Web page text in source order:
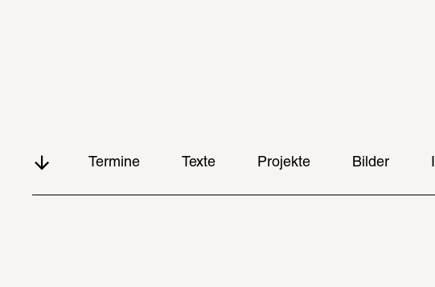
Termine Texte Projekte Bilder